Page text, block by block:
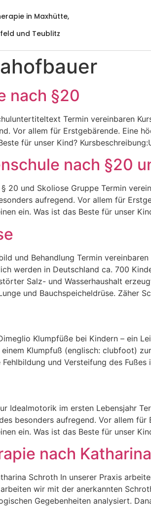
in Maxhütte,
und Teublitz
nach §20
Termin vereinbaren
Vor allem für Erstgebärende. Eine
für unser Kind?
nach §20
20 und Skoliose Gruppe Termin
aufregend. Vor allem für
ein. Was ist das Beste für unser
und Behandlung Termin
werden in Deutschland ca. 700
Salz- und Wasserhaushalt
und Bauchspeicheldrüse. Zäher
Klumpfüße bei Kindern – ein
Klumpfuß (englisch: clubfoot)
Fehlbildung und Versteifung des
Idealmotorik im ersten Lebensjahr
besonders aufregend. Vor allem
ein. Was ist das Beste für unser
nach
Schroth In unserer Praxis
wir mit der anerkannten
Gegebenheiten analysiert.